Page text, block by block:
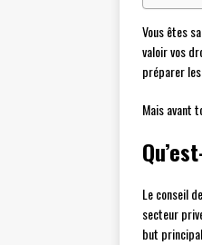
Vous êtes
valoir vos
préparer
Mais avant
Le conseil
secteur
but